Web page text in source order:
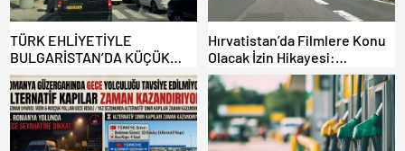
TÜRK EHLİYETİYLE
BULGARİSTAN’DA KÜÇÜK
HATA, ARACINA 6 AY EL
KONULMASINA YOL AÇTI
Hırvatistan’da Filmlere Konu
Olacak İzin Hikayesi:
Benzinlikte Eşini Unuttu!